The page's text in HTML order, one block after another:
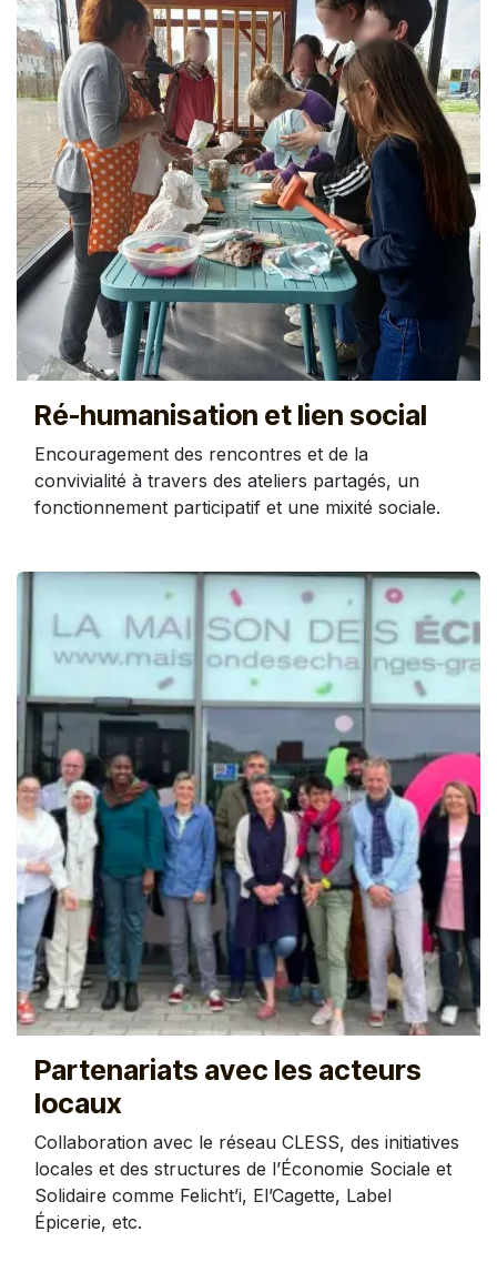
Ré-humanisation et lien social
Encouragement des rencontres et de la
convivialité à travers des ateliers partagés, un
fonctionnement participatif et une mixité sociale.
Partenariats avec les acteurs
locaux
Collaboration avec le réseau CLESS, des initiatives
locales et des structures de l’Économie Sociale et
Solidaire comme Felicht’i, El’Cagette, Label
Épicerie, etc.